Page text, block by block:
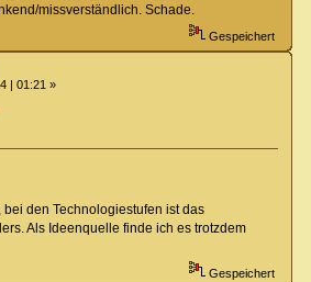
missverständlich. Schade.
Gespeichert
| 01:21 »
bei den Technologiestufen ist das
Als Ideenquelle finde ich es trotzdem
Gespeichert